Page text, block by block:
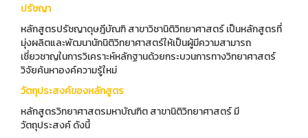
ปรัชญา
หลักสูตรปรัชญาดุษฎีบัณฑิ สาขาวิชานิติวิทยาศาสตร์ เป็นหลักสูตรที่
มุ่งผลิตและพัฒนานักนิติวิทยาศาสตร์ให้เป็นผู้มีความสามารถ
เชี่ยวชาญในการวิเคราะห์หลักฐานด้วยกระบวนการทางวิทยาศาสตร์
วิจัยค้นหาองค์ความรู้ใหม่
วัตถุประสงค์ของหลักสูตร
หลักสูตรวิทยาศาสตรมหาบัณฑิต สาขานิติวิทยาศาสตร์ มี
วัตถุประสงค์ ดังนี้